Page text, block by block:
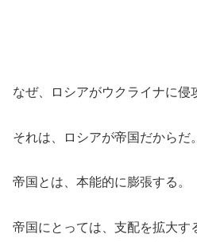
なぜ、ロシアがウクライナに侵
それは、ロシアが帝国だからだ。
帝国とは、本能的に膨張する。
帝国にとっては、支配を拡大す